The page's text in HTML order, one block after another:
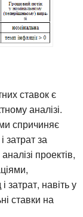
ставок є
аналізі.
спричиняє
затрат за
проектів,
затрат, навіть у
ставки на